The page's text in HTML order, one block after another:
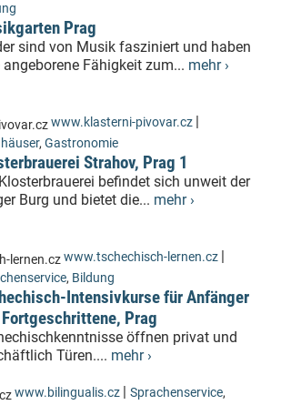
Prag
sind von Musik fasziniert und haben
angeborene Fähigkeit zum... mehr ›
www.klasterni-pivovar.cz |
, Gastronomie
Strahov, Prag 1
befindet sich unweit der
Burg und bietet die... mehr ›
www.tschechisch-lernen.cz |
, Bildung
Intensivkurse für Anfänger
Prag
öffnen privat und
Türen.... mehr ›
www.bilingualis.cz | Sprachenservice,